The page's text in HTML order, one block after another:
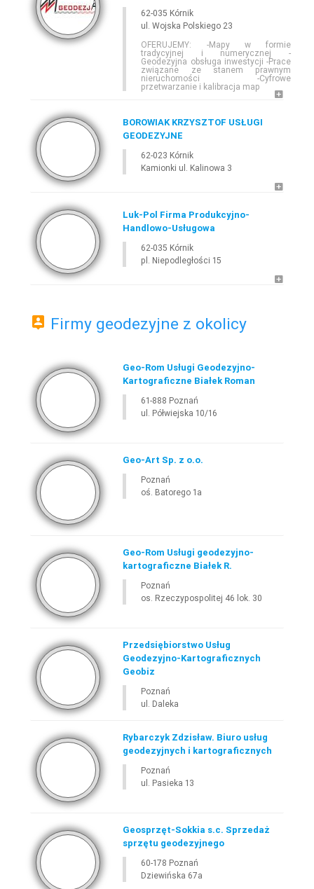
62-035 Kórnik
ul. Wojska Polskiego 23
OFERUJEMY: -Mapy w formie
tradycyjnej i numerycznej -
Geodezyjna obsługa inwestycji -Prace
związane ze stanem prawnym
nieruchomości -Cyfrowe
przetwarzanie i kalibracja map
BOROWIAK KRZYSZTOF USŁUGI
GEODEZYJNE
62-023 Kórnik
Kamionki ul. Kalinowa 3
Luk-Pol Firma Produkcyjno-
Handlowo-Usługowa
62-035 Kórnik
pl. Niepodległości 15
Firmy geodezyjne z okolicy
Geo-Rom Usługi Geodezyjno-
Kartograficzne Białek Roman
61-888 Poznań
ul. Półwiejska 10/16
Geo-Art Sp. z o.o.
Poznań
oś. Batorego 1a
Geo-Rom Usługi geodezyjno-
kartograficzne Białek R.
Poznań
os. Rzeczypospolitej 46 lok. 30
Przedsiębiorstwo Usług
Geodezyjno-Kartograficznych
Geobiz
Poznań
ul. Daleka
Rybarczyk Zdzisław. Biuro usług
geodezyjnych i kartograficznych
Poznań
ul. Pasieka 13
Geosprzęt-Sokkia s.c. Sprzedaż
sprzętu geodezyjnego
60-178 Poznań
Dziewińska 67a